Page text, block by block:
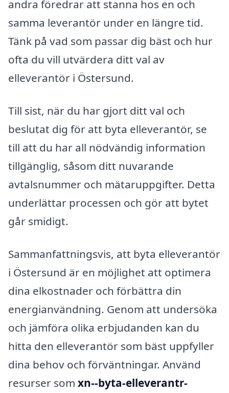
andra föredrar att stanna hos en och
samma leverantör under en längre tid.
Tänk på vad som passar dig bäst och hur
ofta du vill utvärdera ditt val av
elleverantör i Östersund.
Till sist, när du har gjort ditt val och
beslutat dig för att byta elleverantör, se
till att du har all nödvändig information
tillgänglig, såsom ditt nuvarande
avtalsnummer och mätaruppgifter. Detta
underlättar processen och gör att bytet
går smidigt.
Sammanfattningsvis, att byta elleverantör
i Östersund är en möjlighet att optimera
dina elkostnader och förbättra din
energianvändning. Genom att undersöka
och jämföra olika erbjudanden kan du
hitta den elleverantör som bäst uppfyller
dina behov och förväntningar. Använd
resurser som xn--byta-elleverantr-